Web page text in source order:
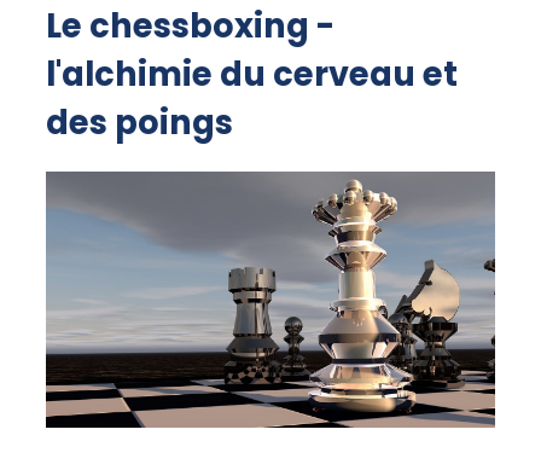
Le chessboxing -
l'alchimie du cerveau et
des poings